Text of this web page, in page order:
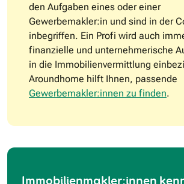
den Aufgaben eines oder einer
Gewerbemakler:in und sind in der
inbegriffen. Ein Profi wird auch
finanzielle und unternehmerische
in die Immobilienvermittlung
Aroundhome hilft Ihnen, passende
Gewerbemakler:innen zu finden.
Immobilienmakler:innen